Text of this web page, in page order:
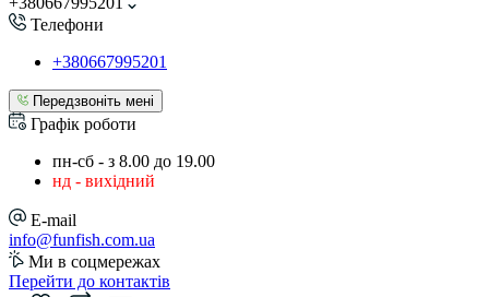
Телефони
+380667995201
Передзвоніть мені
Графік роботи
пн-сб - з 8.00 до 19.00
нд - вихідний
E-mail
info@funfish.com.ua
Ми в соцмережах
Перейти до контактів